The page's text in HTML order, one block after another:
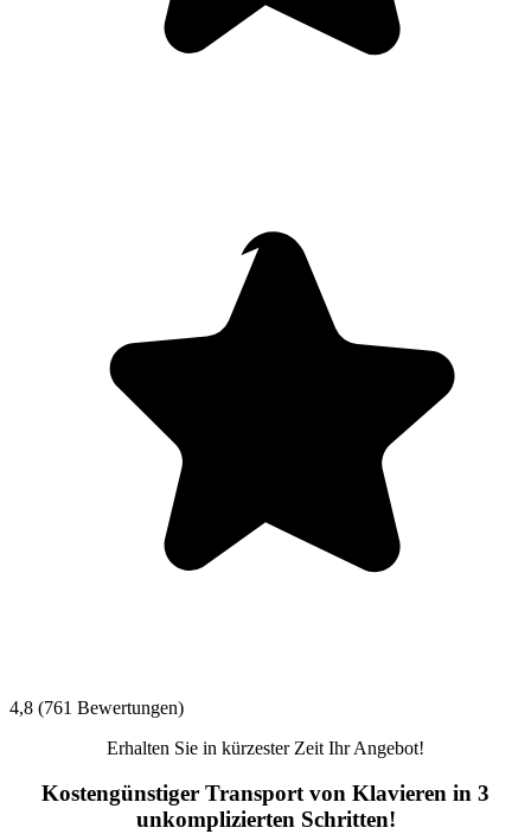
4,8 (761 Bewertungen)
Erhalten Sie in kürzester Zeit Ihr Angebot!
Kostengünstiger Transport von Klavieren in 3
unkomplizierten Schritten!